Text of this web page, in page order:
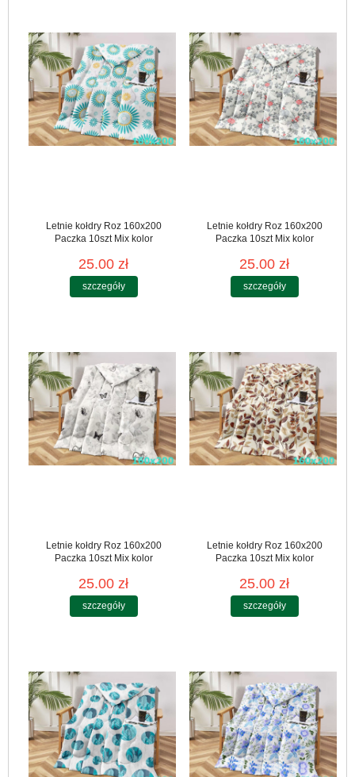
Letnie kołdry Roz 160x200
Paczka 10szt Mix kolor
25.00 zł
szczegóły
Letnie kołdry Roz 160x200
Paczka 10szt Mix kolor
25.00 zł
szczegóły
Letnie kołdry Roz 160x200
Paczka 10szt Mix kolor
25.00 zł
szczegóły
Letnie kołdry Roz 160x200
Paczka 10szt Mix kolor
25.00 zł
szczegóły